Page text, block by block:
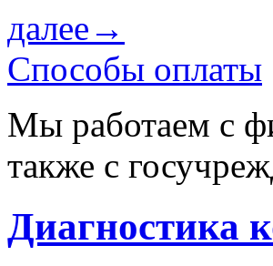
далее→
Способы оплаты
Мы работаем с
также с
Диагностика